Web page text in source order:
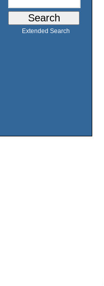
Extended Search